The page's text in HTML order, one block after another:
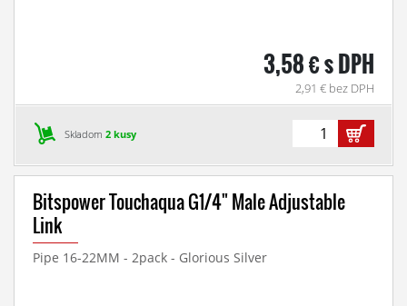
3,58 € s DPH
2,91 € bez DPH
Skladom 2 kusy
Bitspower Touchaqua G1/4" Male Adjustable
Link
Pipe 16-22MM - 2pack - Glorious Silver